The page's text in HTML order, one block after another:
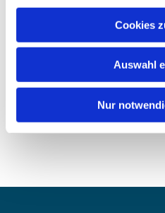
Cookies
Auswahl
Nur